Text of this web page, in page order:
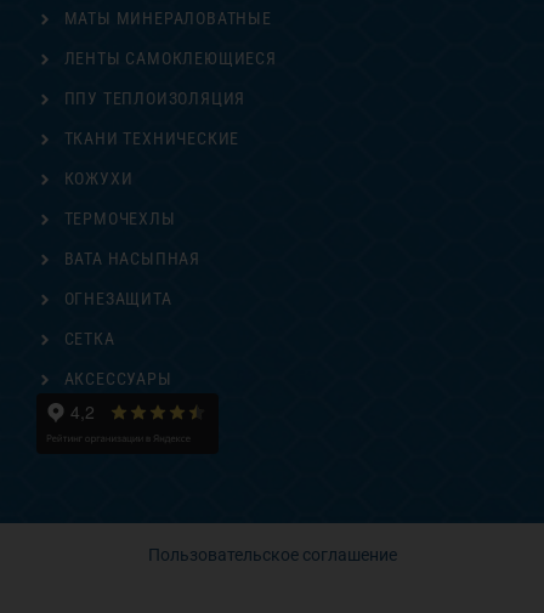
МАТЫ МИНЕРАЛОВАТНЫЕ
ЛЕНТЫ САМОКЛЕЮЩИЕСЯ
ППУ ТЕПЛОИЗОЛЯЦИЯ
ТКАНИ ТЕХНИЧЕСКИЕ
КОЖУХИ
ТЕРМОЧЕХЛЫ
ВАТА НАСЫПНАЯ
ОГНЕЗАЩИТА
СЕТКА
АКСЕССУАРЫ
Пользовательское соглашение